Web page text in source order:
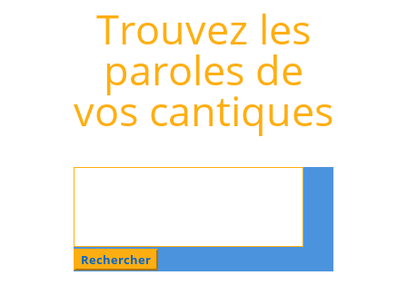
Trouvez les
paroles de
vos cantiques